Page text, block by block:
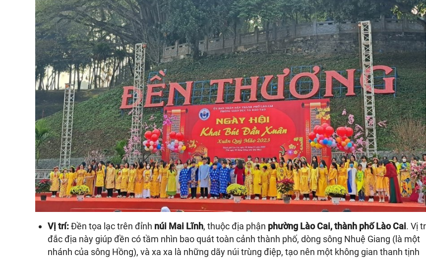
Vị trí:Đền tọa lạc trên đỉnh núi Mai Lĩnh, thuộc địa phận phường Lào Cai, thành phố Lào Cai. Vị
đắc địa này giúp đền có tầm nhìn bao quát toàn cảnh thành phố, dòng sông Nhuệ Giang (là một
nhánh của sông Hồng), và xa xa là những dãy núi trùng điệp, tạo nên một không gian thanh tịnh